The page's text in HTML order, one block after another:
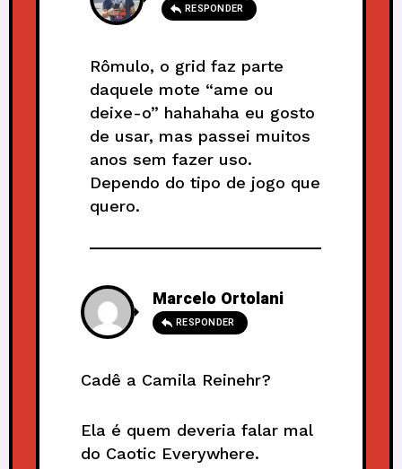
RESPONDER
Rômulo, o grid faz parte
daquele mote “ame ou
deixe-o” hahahaha eu gosto
de usar, mas passei muitos
anos sem fazer uso.
Dependo do tipo de jogo que
quero.
Marcelo Ortolani
RESPONDER
Cadê a Camila Reinehr?
Ela é quem deveria falar mal
do Caotic Everywhere.